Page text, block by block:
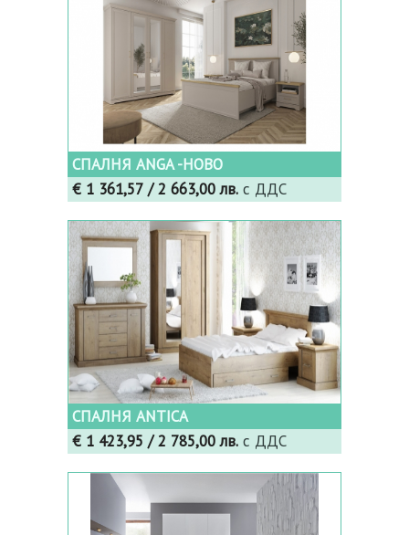
СПАЛНЯ ANGA -НОВО
€ 1 361,57 / 2 663,00 лв. с ДДС
СПАЛНЯ ANTICA
€ 1 423,95 / 2 785,00 лв. с ДДС